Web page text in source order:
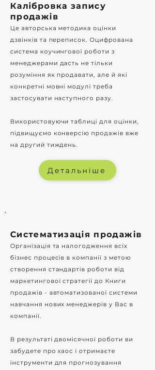
Калібровка запису
продажів
Це авторська методика оцінки
дзвінків та переписок. Оцифрована
система коучингової роботи з
менеджерами дасть не тільки
розуміння як продавати, але й які
конкретні мовні модулі треба
застосувати наступного разу.
Використовуючи таблиці для оцінки,
підвищуємо конверсію продажів вже
на другий тиждень.
Детальніше
Систематизація продажів
Організація та налогодження всіх
бізнес процесів в компанії з метою
створення стандартів роботи від
маркетингової стратегії до Книги
продажів - автоматизованої системи
навчання нових менеджерів у Вас в
компанії.
В результаті двомісячної роботи ви
забудете про хаос і отримаєте
інструменти для прогнозування